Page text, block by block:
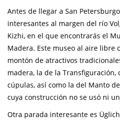
Antes de llegar a San
interesantes al margen del río
Kizhi, en el que encontrarás el
Madera. Este museo al aire libre
montón de atractivos
madera, la de la Transfiguración,
cúpulas, así como la del Manto
cuya construcción no se usó ni
Otra parada interesante es